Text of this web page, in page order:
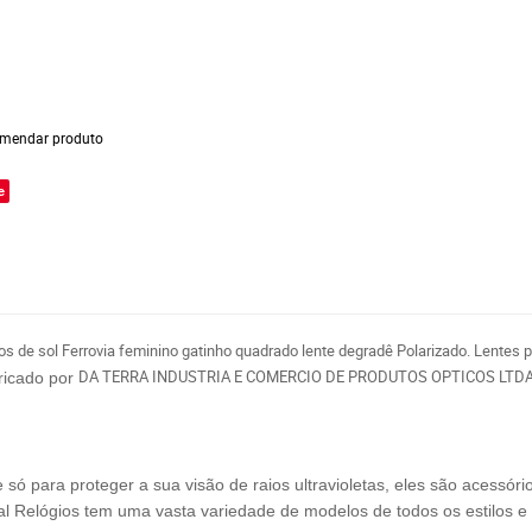
produto
de sol Ferrovia feminino gatinho quadrado lente degradê Polarizado. Lentes
por DA TERRA INDUSTRIA E COMERCIO DE PRODUTOS OPTICOS
para proteger a sua visão de raios ultravioletas, eles são
Relógios tem uma vasta variedade de modelos de todos os estilos